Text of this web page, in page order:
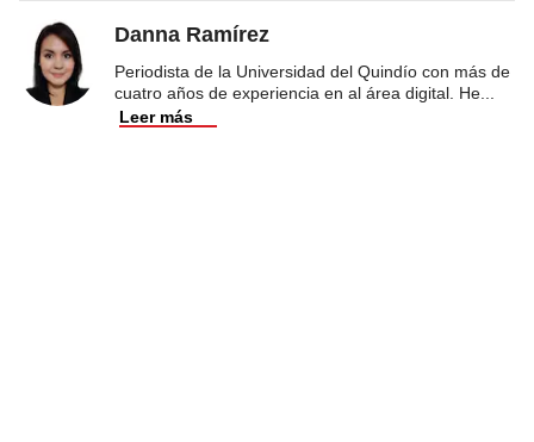
Danna Ramírez
Periodista de la Universidad del Quindío con más de
cuatro años de experiencia en al área digital. He
Leer más